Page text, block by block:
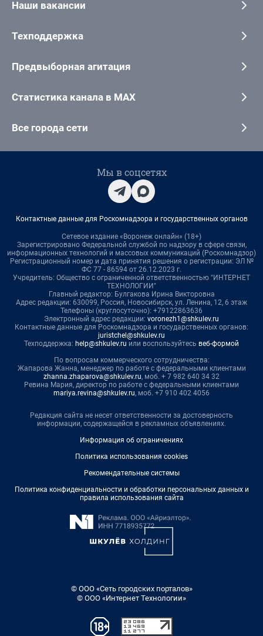
Наши вакансии
Техподдержка
Предвыборная агитация
Статистика канала в MAX
Все города сети
Мы в соцсетях
Контактные данные для Роскомнадзора и государственных органов
Сетевое издание «Воронеж онлайн» (18+)
Зарегистрировано Федеральной службой по надзору в сфере связи,
информационных технологий и массовых коммуникаций (Роскомнадзор)
Регистрационный номер и дата принятия решения о регистрации: ЭЛ №
ФС 77 - 86594 от 26.12.2023 г.
Учредитель: Общество с ограниченной ответственностью "ИНТЕРНЕТ
ТЕХНОЛОГИИ"
Главный редактор: Булгакова Ирина Викторовна
Адрес редакции: 630099, Россия, Новосибирск, ул. Ленина, 12, 6 этаж
Телефоны (круглосуточно): +79122863636
Электронный адрес редакции: voronezh1@shkulev.ru
Контактные данные для Роскомнадзора и государственных органов:
juristchel@shkulev.ru
Техподдержка: help@shkulev.ru или воспользуйтесь веб-формой
По вопросам коммерческого сотрудничества:
Жапарова Жанна, менеджер по работе с федеральными клиентами
zhanna.zhaparova@shkulev.ru, моб. + 7 982 640 34 32
Ревина Мария, директор по работе с федеральными клиентами
mariya.revina@shkulev.ru, моб. +7 910 402 4056
Редакция сайта не несет ответственности за достоверность
информации, содержащейся в рекламных объявлениях.
Информация об ограничениях
Политика использования cookies
Рекомендательные системы
Политика конфиденциальности и обработки персональных данных и
правила использования сайта
© ООО «Сеть городских порталов»
© ООО «Интернет Технологии»